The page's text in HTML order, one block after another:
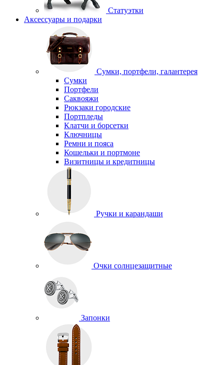
Статуэтки
Аксессуары и подарки
Сумки, портфели, галантерея
Сумки
Портфели
Саквояжи
Рюкзаки городские
Портпледы
Клатчи и борсетки
Ключницы
Ремни и пояса
Кошельки и портмоне
Визитницы и кредитницы
Ручки и карандаши
Очки солнцезащитные
Запонки